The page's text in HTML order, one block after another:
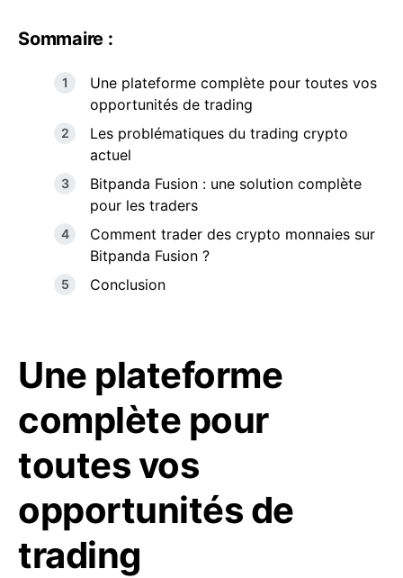
Sommaire :
Une plateforme complète pour toutes vos
opportunités de trading
Les problématiques du trading crypto
actuel
Bitpanda Fusion : une solution complète
pour les traders
Comment trader des crypto monnaies sur
Bitpanda Fusion ?
Conclusion
Une plateforme
complète pour
toutes vos
opportunités de
trading